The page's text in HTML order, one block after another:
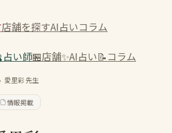
店舗を探すAI占いコラム
占い師🏪店舗✨AI占い📝コラム
› 愛里彩先生
情報掲載